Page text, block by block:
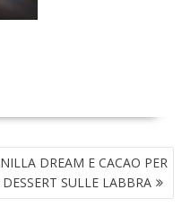
DREAM E CACAO PER
SULLE LABBRA